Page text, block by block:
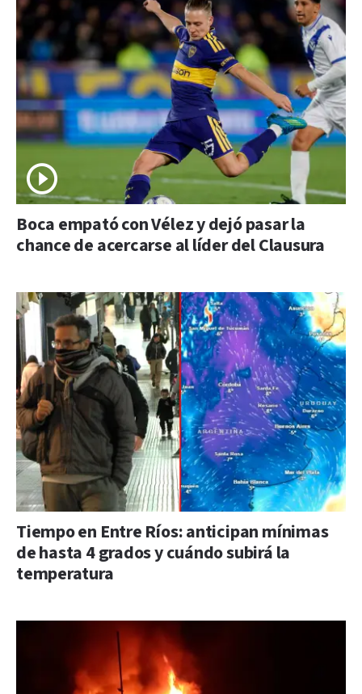
Boca empató con Vélez y dejó pasar la
chance de acercarse al líder del Clausura
Tiempo en Entre Ríos: anticipan mínimas
de hasta 4 grados y cuándo subirá la
temperatura